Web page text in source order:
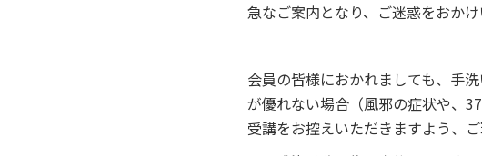
急なご案内となり、ご迷惑をおかけ
会員の皆様におかれましても、手
が優れない場合（風邪の症状や、
受講をお控えいただきますよう、